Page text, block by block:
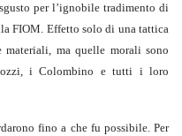
per l’ignobile tradimento di
FIOM. Effetto solo di una tattica
ma quelle morali sono
i Colombino e tutti i loro
fino a che fu possibile. Per